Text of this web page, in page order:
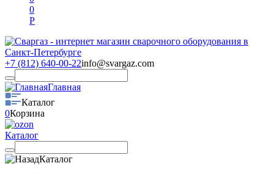
0
Р
+7 (812) 640-00-22info@svargaz.com
Главная
Каталог
0Корзина
Каталог
Каталог